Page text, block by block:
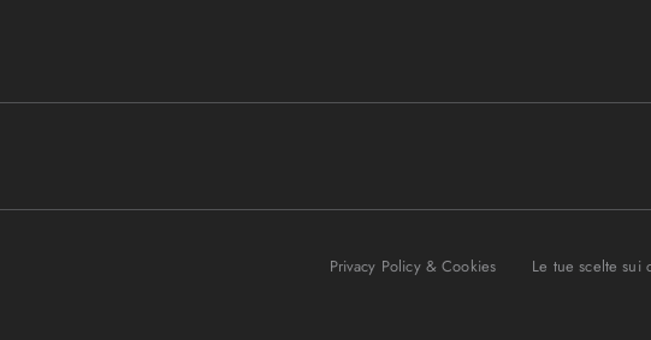
Privacy Policy & Cookies Le tue scelte sui